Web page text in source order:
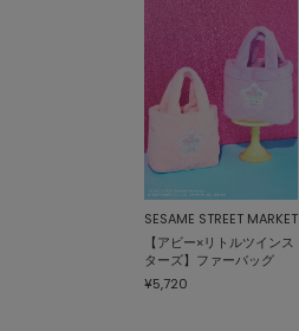
SESAME STREET MARKET
【アビー×リトルツインス
ターズ】ファーバッグ
¥5,720